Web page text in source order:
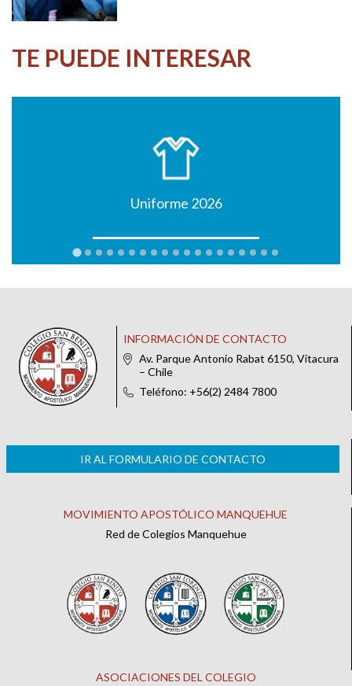
TE PUEDE INTERESAR
Uniforme 2026
INFORMACIÓN DE CONTACTO
Av. Parque Antonio Rabat 6150, Vitacura
– Chile
Teléfono: +56(2) 2484 7800
IR AL FORMULARIO DE CONTACTO
MOVIMIENTO APOSTÓLICO MANQUEHUE
Red de Colegios Manquehue
ASOCIACIONES DEL COLEGIO